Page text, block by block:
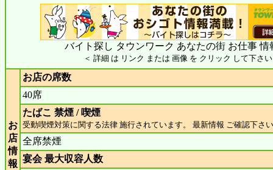
バイト探し タウンワーク あなたの街 お仕事 情
＜ 詳細 は リンク または 画像 を クリック して下さ
お
店
情
報
お店の席数
40席
たばこ 禁煙 / 喫煙
受動喫煙対策に関する法律 施行されています。 最新情報 ご確認下さ
全席禁煙
宴会 最大収容人数